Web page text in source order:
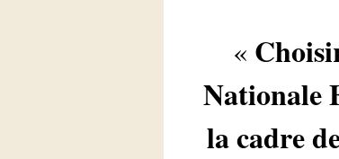
«
Nationale
la cadre